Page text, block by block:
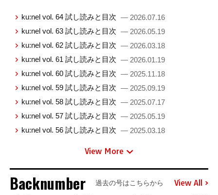
ku:nel vol. 64 試し読みと目次 — 2026.07.16
ku:nel vol. 63 試し読みと目次 — 2026.05.19
ku:nel vol. 62 試し読みと目次 — 2026.03.18
ku:nel vol. 61 試し読みと目次 — 2026.01.19
ku:nel vol. 60 試し読みと目次 — 2025.11.18
ku:nel vol. 59 試し読みと目次 — 2025.09.19
ku:nel vol. 58 試し読みと目次 — 2025.07.17
ku:nel vol. 57 試し読みと目次 — 2025.05.19
ku:nel vol. 56 試し読みと目次 — 2025.03.18
View More
Backnumber 過去の号はこちらから View All